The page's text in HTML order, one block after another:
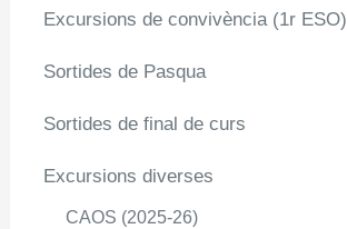
Excursions de convivència (1r ESO)
Sortides de Pasqua
Sortides de final de curs
Excursions diverses
CAOS (2025-26)